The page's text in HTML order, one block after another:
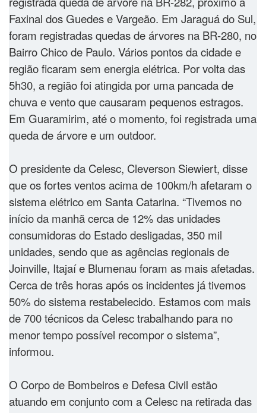
Faxinal dos Guedes e Vargeão. Em Jaraguá do Sul,
foram registradas quedas de árvores na BR-280, no
Bairro Chico de Paulo. Vários pontos da cidade e
região ficaram sem energia elétrica. Por volta das
5h30, a região foi atingida por uma pancada de
chuva e vento que causaram pequenos estragos.
Em Guaramirim, até o momento, foi registrada uma
queda de árvore e um outdoor.
O presidente da Celesc, Cleverson Siewiert, disse
que os fortes ventos acima de 100km/h afetaram o
sistema elétrico em Santa Catarina. “Tivemos no
início da manhã cerca de 12% das unidades
consumidoras do Estado desligadas, 350 mil
unidades, sendo que as agências regionais de
Joinville, Itajaí e Blumenau foram as mais afetadas.
Cerca de três horas após os incidentes já tivemos
50% do sistema restabelecido. Estamos com mais
de 700 técnicos da Celesc trabalhando para no
menor tempo possível recompor o sistema”,
informou.
O Corpo de Bombeiros e Defesa Civil estão
atuando em conjunto com a Celesc na retirada das